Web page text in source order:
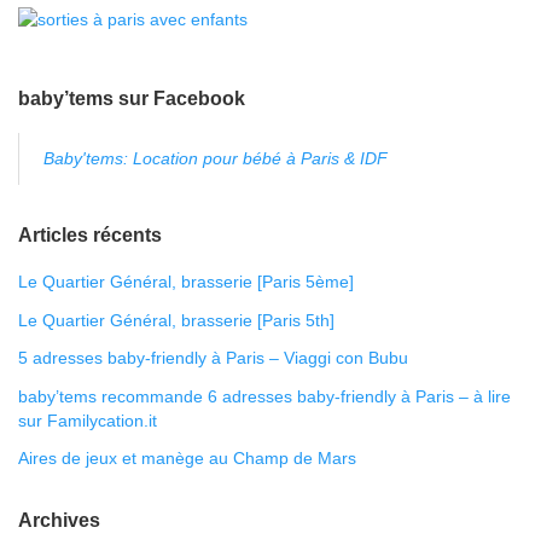
baby’tems sur Facebook
Baby'tems: Location pour bébé à Paris & IDF
Articles récents
Le Quartier Général, brasserie [Paris 5ème]
Le Quartier Général, brasserie [Paris 5th]
5 adresses baby-friendly à Paris – Viaggi con Bubu
baby’tems recommande 6 adresses baby-friendly à Paris – à lire
sur Familycation.it
Aires de jeux et manège au Champ de Mars
Archives